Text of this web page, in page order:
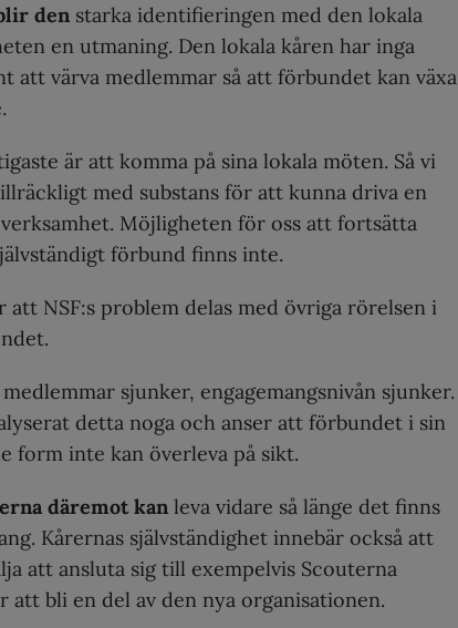
denstarka identifieringen med den lokala
en utmaning. Den lokala kåren har inga
att värva medlemmar så att förbundet kan växa
är att komma på sina lokala möten. Så vi
med substans för att kunna driva en
Möjligheten för oss att fortsätta
förbund finns inte.
att NSF:s problem delas med övriga rörelsen i
sjunker, engagemangsnivån sjunker.
detta noga och anser att förbundet i sin
form inte kan överleva på sikt.
däremot kan leva vidare så länge det finns
Kårernas självständighet innebär också att
att ansluta sig till exempelvis Scouterna
att bli en del av den nya organisationen.